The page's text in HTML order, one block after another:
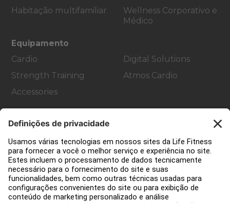
Habitação multifamiliar
Wellness Corporativo e
Médico
Equipamento
Cardio
Strength Training
Accessories
Digital Solutions
Atmos Cardio
Decoração de ginásios
Hub de Serviços
Centro de Educação
Sobre nós